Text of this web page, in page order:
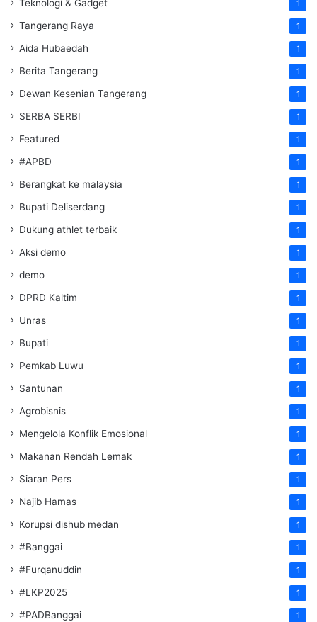
Teknologi & Gadget 1
Tangerang Raya 1
Aida Hubaedah 1
Berita Tangerang 1
Dewan Kesenian Tangerang 1
SERBA SERBI 1
Featured 1
#APBD 1
Berangkat ke malaysia 1
Bupati Deliserdang 1
Dukung athlet terbaik 1
Aksi demo 1
demo 1
DPRD Kaltim 1
Unras 1
Bupati 1
Pemkab Luwu 1
Santunan 1
Agrobisnis 1
Mengelola Konflik Emosional 1
Makanan Rendah Lemak 1
Siaran Pers 1
Najib Hamas 1
Korupsi dishub medan 1
#Banggai 1
#Furqanuddin 1
#LKP2025 1
#PADBanggai 1